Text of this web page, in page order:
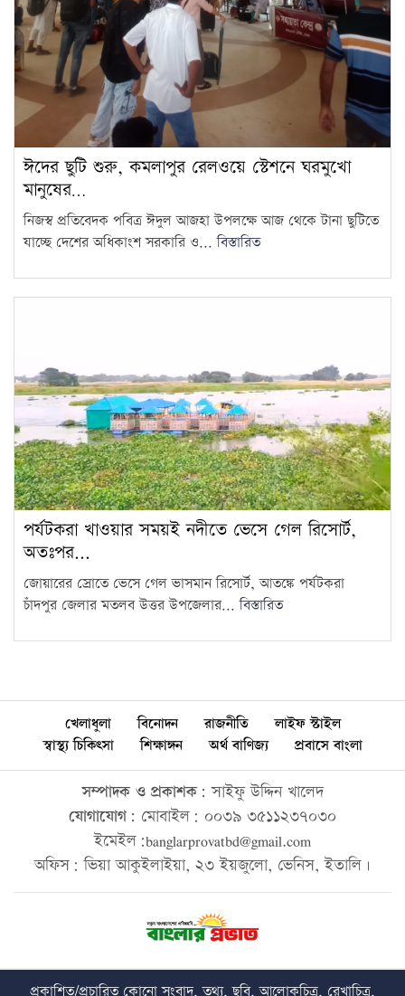
ঈদের ছুটি শুরু, কমলাপুর রেলওয়ে স্টেশনে ঘরমুখো
মানুষের…
নিজস্ব প্রতিবেদক পবিত্র ঈদুল আজহা উপলক্ষে আজ থেকে টানা ছুটিতে
যাচ্ছে দেশের অধিকাংশ সরকারি ও...বিস্তারিত
পর্যটকরা খাওয়ার সময়ই নদীতে ভেসে গেল রিসোর্ট,
অতঃপর...
জোয়ারের স্রোতে ভেসে গেল ভাসমান রিসোর্ট, আতঙ্কে পর্যটকরা
চাঁদপুর জেলার মতলব উত্তর উপজেলার...বিস্তারিত
খেলাধুলা বিনোদন রাজনীতি
লাইফ স্টাইল
স্বাস্থ্য চিকিৎসা
শিক্ষাঙ্গন অর্থ বাণিজ্য প্রবাসে বাংলা
সম্পাদক ও প্রকাশক: সাইফু উদ্দিন খালেদ
যোগাযোগ: মোবাইল: ০০৩৯ ৩৫১১২৩৭০৩০
ইমেইল:banglarprovatbd@gmail.com
অফিস: ভিয়া আকুইলাইয়া, ২৩ ইয়জুলো, ভেনিস, ইতালি।